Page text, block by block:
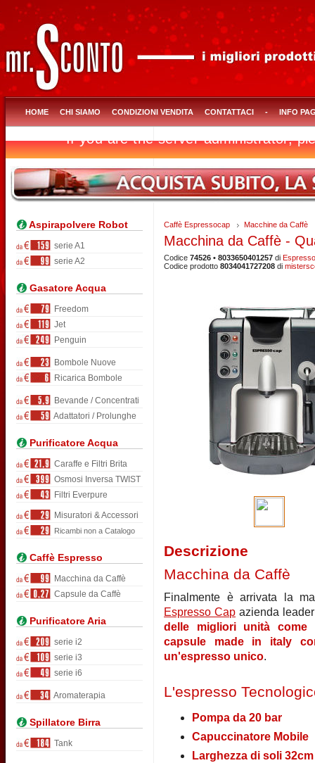
HOME CHI SIAMO CONDIZIONI VENDITA CONTATTACI - INFO
Aspirapolvere Robot
serie A1
serie A2
Gasatore Acqua
Freedom
Jet
Penguin
Bombole Nuove
Ricarica Bombole
Bevande / Concentrati
Adattatori / Prolunghe
Purificatore Acqua
Caraffe e Filtri Brita
Osmosi Inversa TWIST
Filtri Everpure
Misuratori & Accessori
Ricambi non a Catalogo
Caffè Espresso
Macchina da Caffè
Capsule da Caffè
Purificatore Aria
serie i2
serie i3
serie i6
Aromaterapia
Spillatore Birra
Tank
Caffè Espressocap Macchine da Caffè
Macchina da Caffè -
Codice 74526 • 8033650401257 di
Codice prodotto 8034041727208 di
Descrizione
Macchina da Caffè
Finalmente è arrivata la
Espresso Cap azienda
delle migliori unità come
capsule made in italy
un'espresso unico.
L'espresso
Pompa da 20 bar
Capuccinatore Mobile
Larghezza di soli 32cm